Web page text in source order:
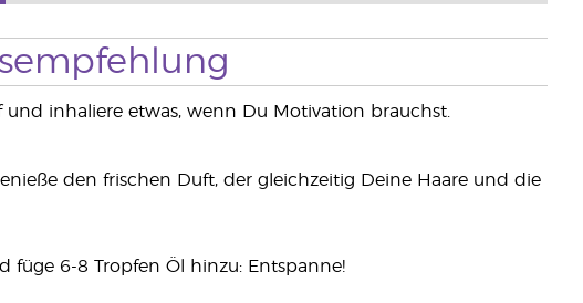
inhaliere etwas, wenn Du Motivation brauchst.
den frischen Duft, der gleichzeitig Deine Haare und die
füge 6-8 Tropfen Öl hinzu: Entspanne!